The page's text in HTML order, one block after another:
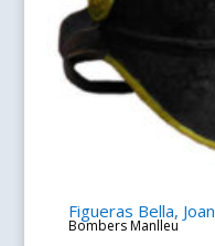
Figueras Bella, Joan
Bombers Manlleu